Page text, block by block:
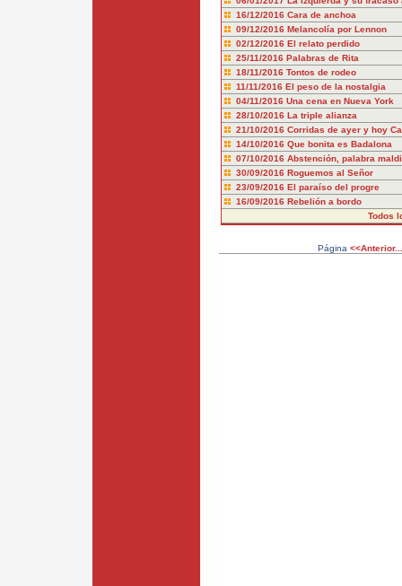
16/12/2016 Cara de anchoa
09/12/2016 Melancolía por Lennon
02/12/2016 El relato perdido
25/11/2016 Palabras de Rita
18/11/2016 Tontos de rodeo
11/11/2016 El peso de la nostalgia
04/11/2016 Una cena en Nueva York
28/10/2016 La triple alianza
21/10/2016 Corridas de ayer y hoy
14/10/2016 Que bonita es Badalona
07/10/2016 Abstención, palabra
30/09/2016 Roguemos al Señor
23/09/2016 El paraíso del progre
16/09/2016 Rebelión a bordo
Todos
Página <<Anterior...